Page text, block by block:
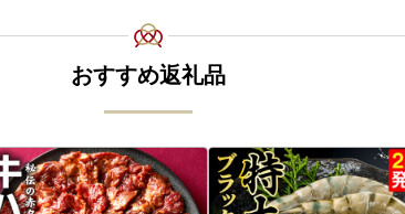
おすすめ返礼品